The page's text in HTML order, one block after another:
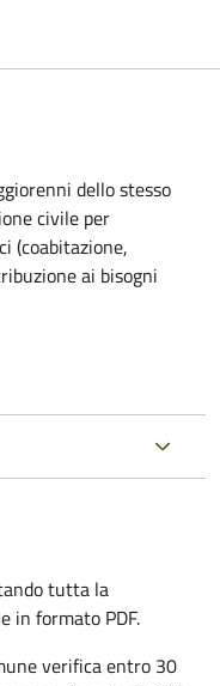
dello stesso
civile per
(coabitazione,
ai bisogni
tutta la
in formato PDF.
verifica entro 30